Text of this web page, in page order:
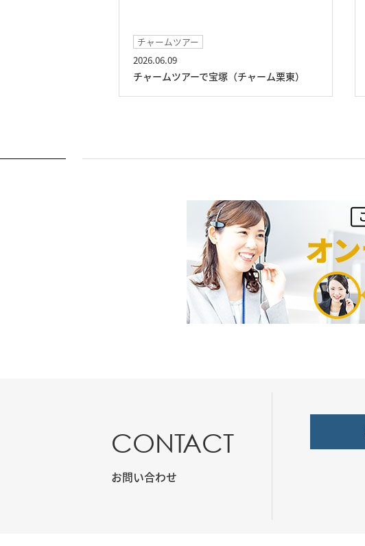
チャームツアー
2026.06.09
チャームツアーで宝塚（チャーム栗東）
CONTACT
お問い合わせ